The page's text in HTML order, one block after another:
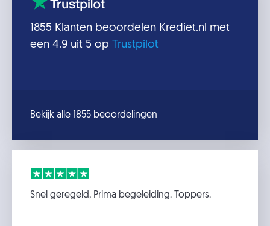
1855 Klanten beoordelen Krediet.nl met
een 4.9 uit 5 op Trustpilot
Bekijk alle 1855 beoordelingen
Snel geregeld, Prima begeleiding. Toppers.